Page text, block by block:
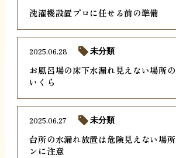
洗濯機設置プロに任せる前の準備
お風呂場の床下水漏れ見えない場所
いくら
2025.06.28 未分類
台所の水漏れ放置は危険見えない場
ンに注意
2025.06.27 未分類